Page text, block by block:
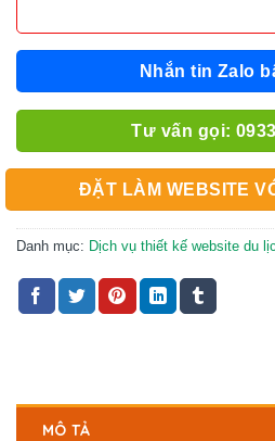
Nhắn tin Zalo
Tư vấn gọi:
ĐẶT LÀM WEBSITE
Danh mục: Dịch vụ thiết kế website du
MÔ TẢ